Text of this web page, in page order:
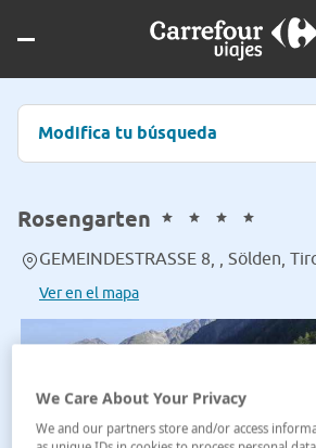
Modifica tu búsqueda
Rosengarten
GEMEINDESTRASSE 8, , Sölden,
Ver en el mapa
We Care About Your Privacy
We and our partners store and/or access